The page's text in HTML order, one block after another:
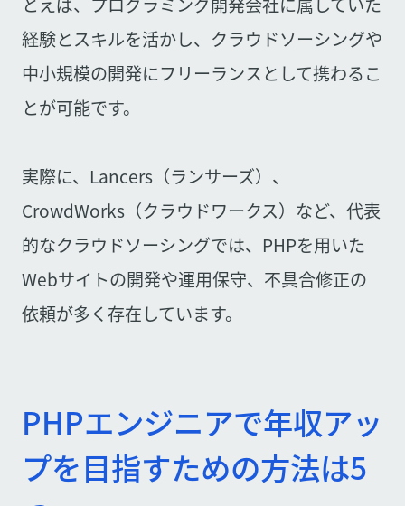
経験とスキルを活かし、クラウドソーシングや
中小規模の開発にフリーランスとして携わるこ
とが可能です。
実際に、Lancers（ランサーズ）、
CrowdWorks（クラウドワークス）など、代表
的なクラウドソーシングでは、PHPを用いた
Webサイトの開発や運用保守、不具合修正の
依頼が多く存在しています。
PHPエンジニアで年収アッ
プを目指すための方法は5